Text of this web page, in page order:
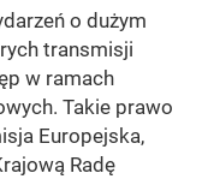
o dużym
transmisji
w ramach
Takie prawo
Europejska,
Radę